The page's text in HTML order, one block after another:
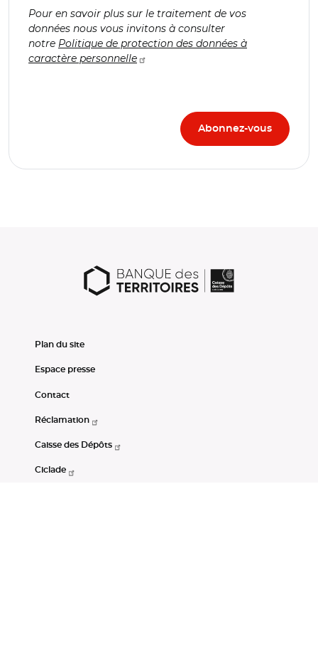
Pour en savoir plus sur le traitement de vos
données nous vous invitons à consulter
notre Politique de protection des données à
caractère personnelle
Plan du site
Espace presse
Contact
Réclamation
Caisse des Dépôts
Ciclade